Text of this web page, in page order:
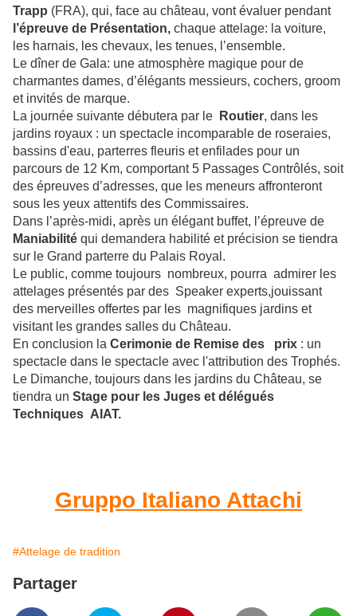
Trapp (FRA), qui, face au château, vont évaluer pendant
l’épreuve de Présentation, chaque attelage: la voiture,
les harnais, les chevaux, les tenues, l’ensemble.
Le dîner de Gala: une atmosphère magique pour de
charmantes dames, d’élégants messieurs, cochers, groom
et invités de marque.
La journée suivante débutera par le
Routier, dans les
jardins royaux : un spectacle incomparable de roseraies,
bassins d'eau, parterres fleuris et enfilades pour un
parcours de 12 Km, comportant 5 Passages Contrôlés, soit
des épreuves d’adresses, que les meneurs affronteront
sous les yeux attentifs des Commissaires.
Dans l’après-midi, après un élégant buffet, l’épreuve de
Maniabilité qui demandera habilité et précision se tiendra
sur le Grand parterre du Palais Royal.
Le public, comme toujours nombreux, pourra admirer les
attelages présentés par des Speaker experts,jouissant
des merveilles offertes par les magnifiques jardins et
visitant les grandes salles du Château.
En conclusion la Cerimonie de Remise des prix : un
spectacle dans le spectacle avec l'attribution des Trophés.
Le Dimanche, toujours dans les jardins du Château, se
tiendra un Stage pour les Juges et délégués
Techniques AIAT.
Gruppo Italiano Attachi
#Attelage de tradition
Partager